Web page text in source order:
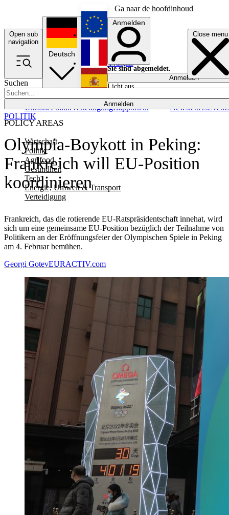
Ga naar de hoofdinhoud
Open sub
navigation
Close menu
Suchen
Anmelden
POLICY AREAS
Wirtschaft
Politik
Agrifood
Gesundheit
Tech
Energie, Umwelt & Transport
Verteidigung
UkrainePolitikVerteidigungRapporteur NewslettersEvents
Deutsch
English
Français
Anmelden
Sie sind abgemeldet.
Anmelden
Licht aus
Olympia-Boykott in Peking:
Frankreich will EU-Position
koordinieren
Frankreich, das die rotierende EU-Ratspräsidentschaft innehat, wird
sich um eine gemeinsame EU-Position bezüglich der Teilnahme von
Politikern an der Eröffnungsfeier der Olympischen Spiele in Peking
am 4. Februar bemühen.
POLITIK
Georgi GotevEURACTIV.com